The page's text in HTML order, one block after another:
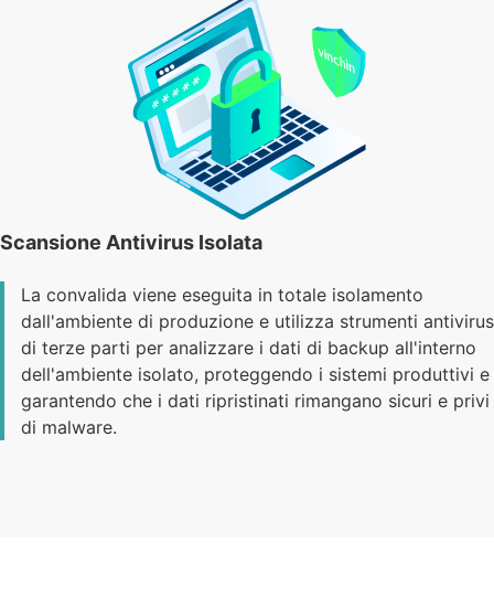
Scansione Antivirus Isolata
La convalida viene eseguita in totale isolamento
dall'ambiente di produzione e utilizza strumenti antivirus
di terze parti per analizzare i dati di backup all'interno
dell'ambiente isolato, proteggendo i sistemi produttivi e
garantendo che i dati ripristinati rimangano sicuri e privi
di malware.